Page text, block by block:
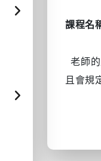
課程名
老師
且會規